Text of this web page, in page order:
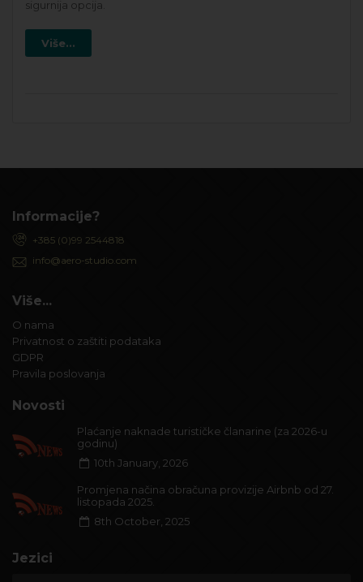
sigurnija opcija.
Više...
Informacije?
+385 (0)99 2544818
info@aero-studio.com
Više...
O nama
Privatnost o zaštiti podataka
GDPR
Pravila poslovanja
Novosti
Plaćanje naknade turističke članarine (za 2026-u
godinu)
10th January, 2026
Promjena načina obračuna provizije Airbnb od 27.
listopada 2025.
8th October, 2025
Jezici